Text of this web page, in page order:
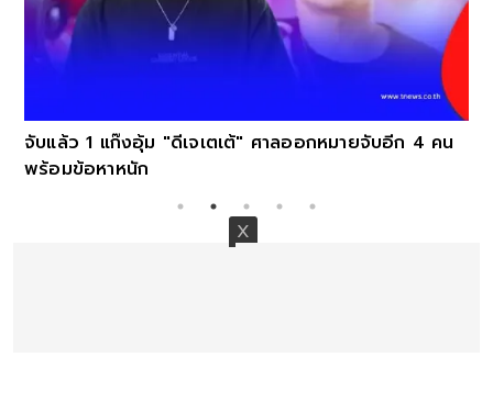
จับแล้ว 1 แก๊งอุ้ม "ดีเจเตเต้" ศาลออกหมายจับอีก 4 คน
พร้อมข้อหาหนัก